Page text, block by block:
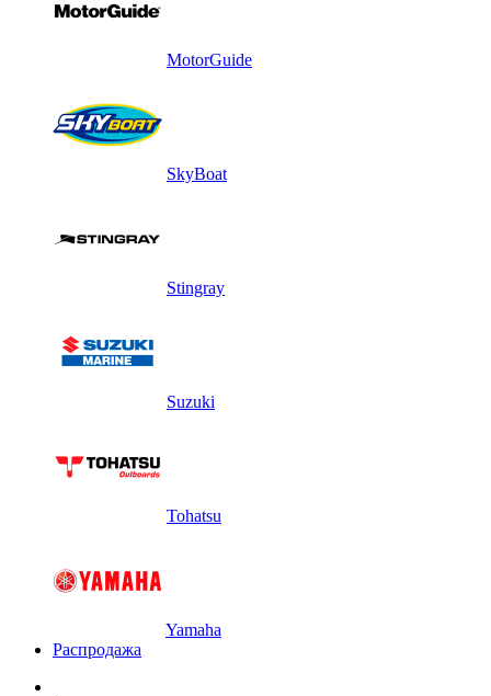
MotorGuide
SkyBoat
Stingray
Suzuki
Tohatsu
Yamaha
Распродажа